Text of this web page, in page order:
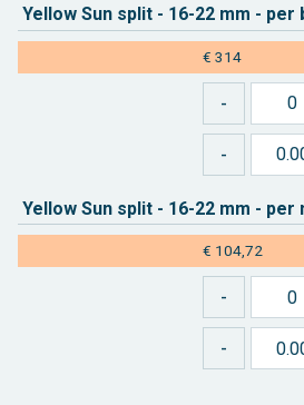
Yel­low Sun split - 16-22 mm - per
€ 314
Yel­low Sun split - 16-22 mm - per
€ 104,72